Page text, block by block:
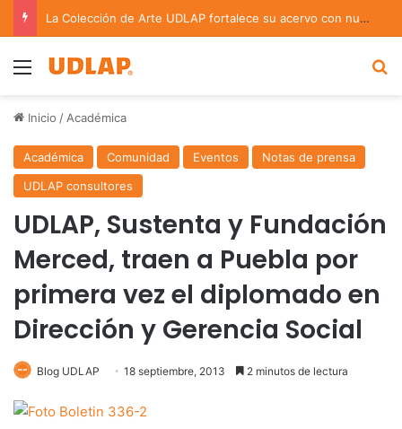
La Colección de Arte UDLAP fortalece su acervo con nuevas obras de artistas emergentes y consolidados
Menu
Inicio / Académica
Académica Comunidad Eventos
Notas de prensa
UDLAP consultores
UDLAP, Sustenta y Fundación
Merced, traen a Puebla por
primera vez el diplomado en
Dirección y Gerencia Social
Blog UDLAP 18 septiembre, 2013 2 minutos de lectura